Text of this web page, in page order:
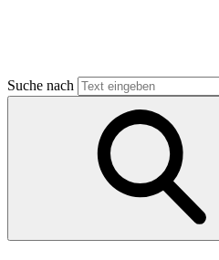
Suche nach